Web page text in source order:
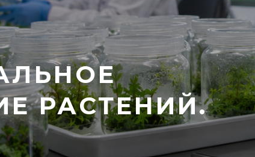
РАСТЕНИЙ.